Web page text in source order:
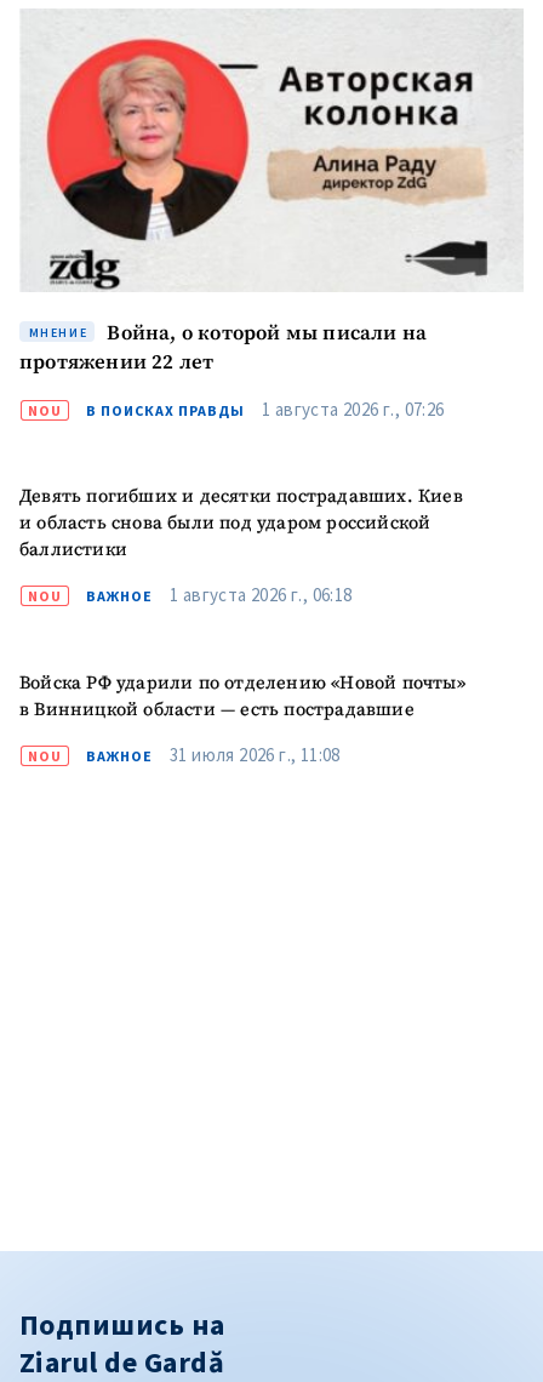
МНЕНИЕ
Война, о которой мы писали на
протяжении 22 лет
NOU В ПОИСКАХ ПРАВДЫ 1 августа 2026 г., 07:26
Девять погибших и десятки пострадавших. Киев
и область снова были под ударом российской
баллистики
NOU ВАЖНОЕ 1 августа 2026 г., 06:18
Войска РФ ударили по отделению «Новой почты»
в Винницкой области — есть пострадавшие
NOU ВАЖНОЕ 31 июля 2026 г., 11:08
Подпишись на
Ziarul de Gardă
КОНТАКТНЫЙ ИСТОЧНИК
Анонимный источник
Имя + Моё имя
Электронная почта
+ Мой email
Телефон
Я прочитал(а) и согласен(на)
политикой
конфиденциальности